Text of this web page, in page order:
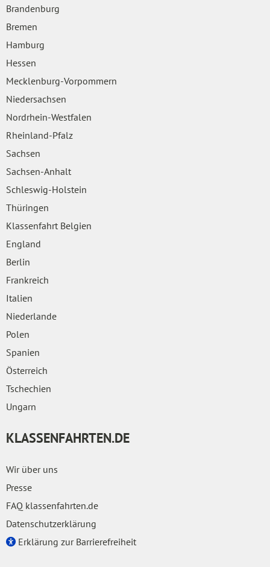
Brandenburg
Bremen
Hamburg
Hessen
Mecklenburg-Vorpommern
Niedersachsen
Nordrhein-Westfalen
Rheinland-Pfalz
Sachsen
Sachsen-Anhalt
Schleswig-Holstein
Thüringen
Klassenfahrt Belgien
England
Berlin
Frankreich
Italien
Niederlande
Polen
Spanien
Österreich
Tschechien
Ungarn
KLASSENFAHRTEN.DE
Wir über uns
Presse
FAQ klassenfahrten.de
Datenschutzerklärung
Erklärung zur Barrierefreiheit